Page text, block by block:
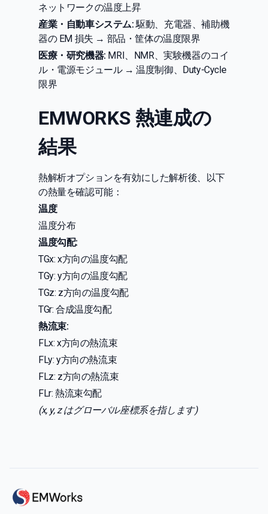
ネットワークの温度上昇
産業・自動車システム:駆動、充電器、補助機
器の EM 損失 → 部品・筐体の温度限界
医療・研究機器:MRI、NMR、実験機器のコイ
ル・電源モジュール → 温度制御、Duty-Cycle
限界
EMWORKS 熱連成の
結果
熱解析オプションを有効にした解析後、以下
の熱量を確認可能：
温度
温度分布
温度勾配:
TGx: x方向の温度勾配
TGy: y方向の温度勾配
TGz: z方向の温度勾配
TGr: 合成温度勾配
熱流束:
FLx: x方向の熱流束
FLy: y方向の熱流束
FLz: z方向の熱流束
FLr: 熱流束勾配
(x, y, z はグローバル座標系を指します)